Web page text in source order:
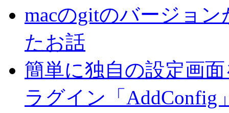
macのgitのバージョ
たお話
簡単に独自の設定画
ラグイン「AddConfig